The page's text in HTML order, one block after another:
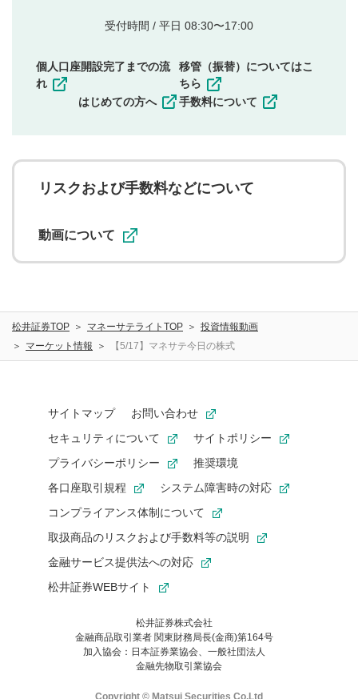
他者の権利（商標、著作権、その他の知的財産
同一内容の多重投稿
その他当社が不適切と判断した投稿
一度投稿した評価およびコメントの変更・削除はできま
ことを承諾したものとします。また、利用者は、コメント
に関する著作者人格権を行使しないことに同意します。利
用者が投稿したコメントは、当社サービスの広告・宣伝、
ることがあります。
受付時間 / 平日 08:30〜17:00
個人口座開設完了までの流
れ
はじめての方へ
移管（振替）についてはこ
ちら
手数料について
リスクおよび手数料などについて
動画について
松井証券TOP マネーサテライトTOP
投資情報動画
マーケット情報
【5/17】マネサテ今日の株式
サイトマップ
お問い合わせ
セキュリティについて
サイトポリシー
プライバシーポリシー
推奨環境
各口座取引規程
システム障害時の対応
コンプライアンス体制について
取扱商品のリスクおよび手数料等の説明
金融サービス提供法への対応
松井証券WEBサイト
松井証券株式会社
金融商品取引業者 関東財務局長(金商)第164号
加入協会：日本証券業協会、一般社団法人
金融先物取引業協会
Copyright © Matsui Securities Co,Ltd
お気に入り機能は松井証券の会員限定の機能です。
お気に入り登録いただくと、後からいつでもお気に入りのコンテ
ンツを一覧でご確認いただけます。
ご利用いただくには口座開設が必要です。